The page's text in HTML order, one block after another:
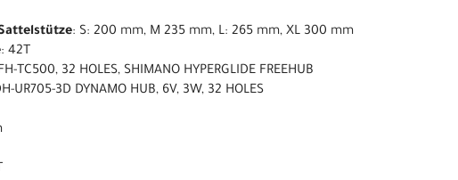
: S: 200 mm, M 235 mm, L: 265 mm, XL 300 mm
: 42T
TC500, 32 HOLES, SHIMANO HYPERGLIDE FREEHUB
UR705-3D DYNAMO HUB, 6V, 3W, 32 HOLES